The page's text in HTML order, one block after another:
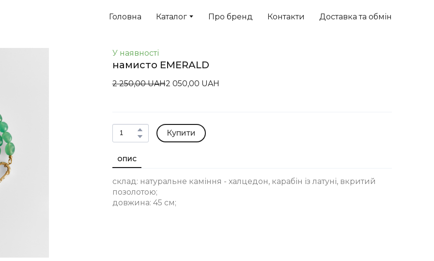
Головна Каталог Про бренд Контакти Доставка та обмін
У наявності
намисто EMERALD
2 250,00 UAH2 050,00 UAH
Купити
ОПИС
склад: натуральне каміння - халцедон, карабін із латуні, вкритий
позолотою;
довжина: 45 см;